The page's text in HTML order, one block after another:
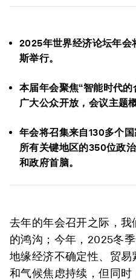
2025年世界经济论坛年
斯举行。
本届年会聚焦“智能时代
广大公众开放，会议主题
年会将召集来自130多个
所有关键地区的350位政
和政府首脑。
去年的年会召开之际，
的鸿沟；今年，2025冬
地缘经济不确定性、贸
和气候焦虑持续，但同